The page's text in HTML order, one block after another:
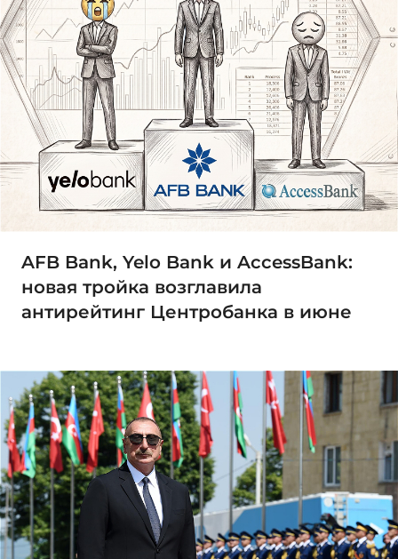
AFB Bank, Yelo Bank и AccessBank:
новая тройка возглавила
антирейтинг Центробанка в июне